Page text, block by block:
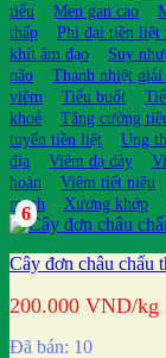
tiểu
Men gan cao
thấp
Phì đại tiền liệt
khít âm đạo
Suy
não
Thanh nhiệt giải
viêm
Tiểu buốt
khoẻ
Tăng cường
tuyến tiền liệt
Ung
địa
Viêm dạ dày
hoàn
Viêm tiết niệu
mạch
Xương khớp
6
Cây đơn châu chấu
200.000 VND/kg
Đã bán: 10